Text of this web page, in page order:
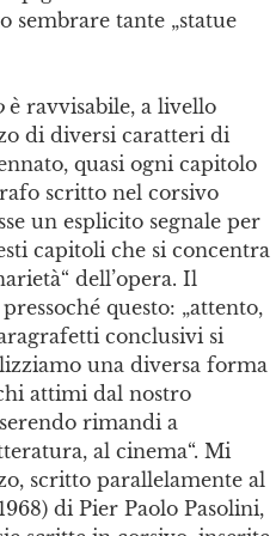
sembrare tante „statue
è ravvisabile, a livello
di diversi caratteri di
quasi ogni capitolo
scritto nel corsivo
un esplicito segnale per
capitoli che si concentra
dell’opera. Il
questo: „attento,
conclusivi si
una diversa forma
attimi dal nostro
rimandi a
al cinema“. Mi
scritto parallelamente al
di Pier Paolo Pasolini,